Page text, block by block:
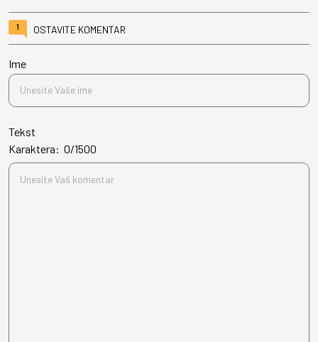
1 OSTAVITE KOMENTAR
Ime
Tekst
Karaktera: 0/1500